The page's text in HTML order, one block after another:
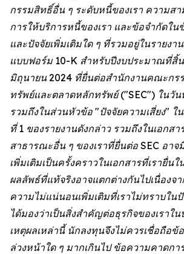
กรรมสิทธิ์อื่น ๆ ระดับหนี้ของเรา ความสา
การให้บริการหนี้ของเรา และข้อจำกัดใน
และปัจจัยเพิ่มเติมใด ๆ ที่รวมอยู่ในรายงา
แบบฟอร์ม 10-K สำหรับปีงบประมาณที่สิ้
มิถุนายน 2024 ที่ยื่นต่อสำนักงานคณะกร
ทรัพย์และตลาดหลักทรัพย์ ("SEC") ในวั
รวมถึงในส่วนหัวข้อ "ปัจจัยความเสี่ยง" ใ
ที่ 1 ของรายงานดังกล่าว รวมถึงในเอกส
สาธารณะอื่น ๆ ของเราที่ยื่นต่อ SEC อาจ
เพิ่มเติมเป็นครั้งคราวในเอกสารที่เรายื่น
ผลลัพธ์ที่แท้จริงอาจแตกต่างกันไปเนื่องจ
ความไม่แน่นอนเพิ่มเติมที่เราไม่ทราบใน
ได้มองว่าเป็นสิ่งสำคัญต่อธุรกิจของเราใน
เหตุผลเหล่านี้ นักลงทุนจึงไม่ควรเชื่อถือ
ล่วงหน้าใด ๆ มากเกินไป ข้อความคาดก